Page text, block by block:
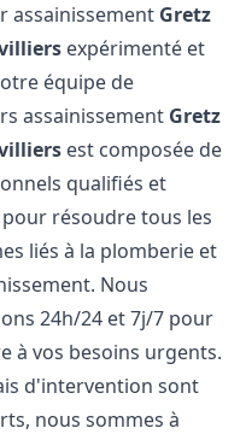
assainissement Gretz
expérimenté et
équipe de
assainissement Gretz
est composée de
qualifiés et
résoudre tous les
liés à la plomberie et
Nous
24h/24 et 7j/7 pour
à vos besoins urgents.
d'intervention sont
nous sommes à